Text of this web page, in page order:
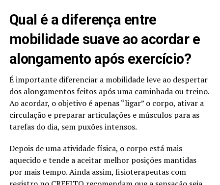
Qual é a diferença entre
mobilidade suave ao acordar e
alongamento após exercício?
É importante diferenciar a mobilidade leve ao despertar
dos alongamentos feitos após uma caminhada ou treino.
Ao acordar, o objetivo é apenas “ligar” o corpo, ativar a
circulação e preparar articulações e músculos para as
tarefas do dia, sem puxões intensos.
Depois de uma atividade física, o corpo está mais
aquecido e tende a aceitar melhor posições mantidas
por mais tempo. Ainda assim, fisioterapeutas com